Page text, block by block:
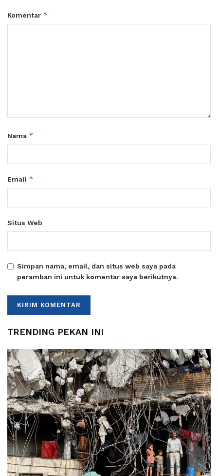
Komentar *
Nama *
Email *
Situs Web
Simpan nama, email, dan situs web saya pada
peramban ini untuk komentar saya berikutnya.
TRENDING PEKAN INI